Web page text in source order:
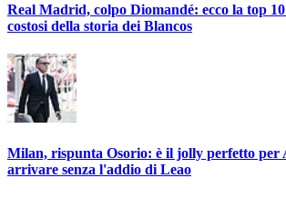
Real Madrid, colpo Diomandé: ecco la top
costosi della storia dei Blancos
Milan, rispunta Osorio: è il jolly perfetto per
arrivare senza l'addio di Leao